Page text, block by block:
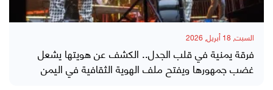
السبت, 18 أبريل, 2026
فرقة يمنية في قلب الجدل.. الكشف عن هويتها يشعل
غضب جمهورها ويفتح ملف الهوية الثقافية في اليمن